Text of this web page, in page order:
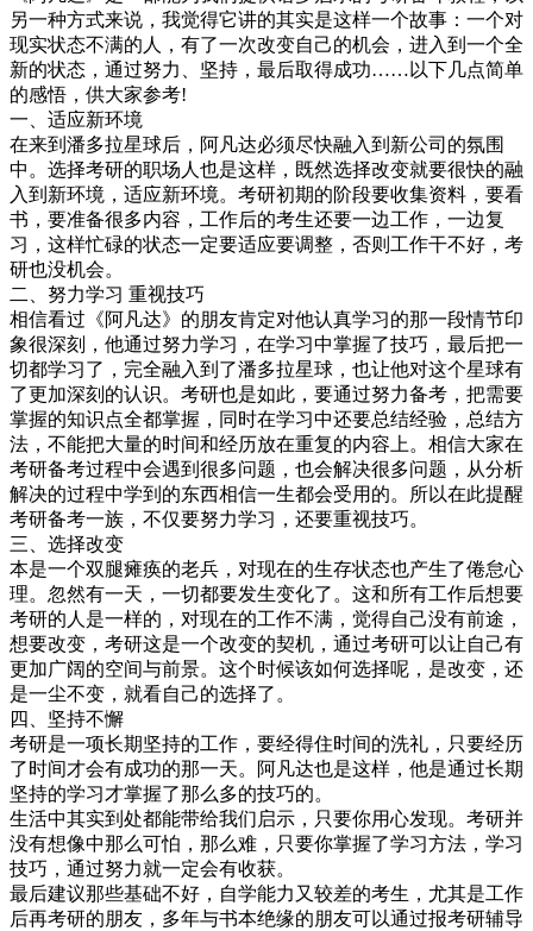
另一种方式来说，我觉得它讲的其实是这样一个故事：一个对
现实状态不满的人，有了一次改变自己的机会，进入到一个全
新的状态，通过努力、坚持，最后取得成功……以下几点简单
的感悟，供大家参考!
一、适应新环境
在来到潘多拉星球后，阿凡达必须尽快融入到新公司的氛围
中。选择考研的职场人也是这样，既然选择改变就要很快的融
入到新环境，适应新环境。考研初期的阶段要收集资料，要看
书，要准备很多内容，工作后的考生还要一边工作，一边复
习，这样忙碌的状态一定要适应要调整，否则工作干不好，考
研也没机会。
二、努力学习 重视技巧
相信看过《阿凡达》的朋友肯定对他认真学习的那一段情节印
象很深刻，他通过努力学习，在学习中掌握了技巧，最后把一
切都学习了，完全融入到了潘多拉星球，也让他对这个星球有
了更加深刻的认识。考研也是如此，要通过努力备考，把需要
掌握的知识点全都掌握，同时在学习中还要总结经验，总结方
法，不能把大量的时间和经历放在重复的内容上。相信大家在
考研备考过程中会遇到很多问题，也会解决很多问题，从分析
解决的过程中学到的东西相信一生都会受用的。所以在此提醒
考研备考一族，不仅要努力学习，还要重视技巧。
三、选择改变
本是一个双腿瘫痪的老兵，对现在的生存状态也产生了倦怠心
理。忽然有一天，一切都要发生变化了。这和所有工作后想要
考研的人是一样的，对现在的工作不满，觉得自己没有前途，
想要改变，考研这是一个改变的契机，通过考研可以让自己有
更加广阔的空间与前景。这个时候该如何选择呢，是改变，还
是一尘不变，就看自己的选择了。
四、坚持不懈
考研是一项长期坚持的工作，要经得住时间的洗礼，只要经历
了时间才会有成功的那一天。阿凡达也是这样，他是通过长期
坚持的学习才掌握了那么多的技巧的。
生活中其实到处都能带给我们启示，只要你用心发现。考研并
没有想像中那么可怕，那么难，只要你掌握了学习方法，学习
技巧，通过努力就一定会有收获。
最后建议那些基础不好，自学能力又较差的考生，尤其是工作
后再考研的朋友，多年与书本绝缘的朋友可以通过报考研辅导